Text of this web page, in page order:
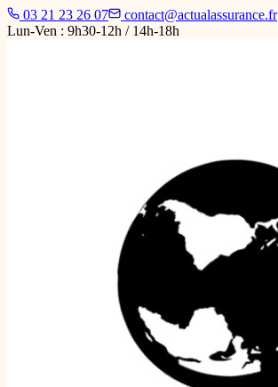
03 21 23 26 07
contact@actualassurance.fr
Lun-Ven : 9h30-12h / 14h-18h